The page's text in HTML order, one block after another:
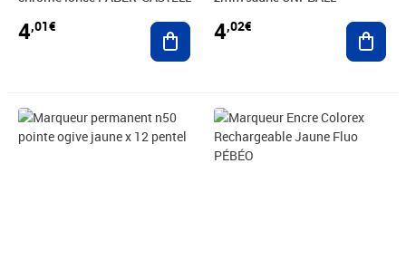
4,01€ Ajouter au panier
4,02€
Prix 25,22€ Prix 5,82€